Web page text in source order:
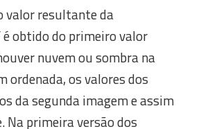
valor resultante da
é obtido do primeiro valor
nuvem ou sombra na
ordenada, os valores dos
da segunda imagem e assim
Na primeira versão dos